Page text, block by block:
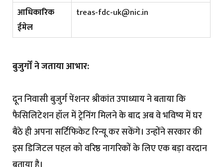
आधिकारिक
ईमेल
treas-fdc-uk@nic.in
बुजुर्गों ने जताया आभार:
दून निवासी बुजुर्ग पेंशनर श्रीकांत उपाध्याय ने बताया कि
फैसिलिटेशन हॉल में ट्रेनिंग मिलने के बाद अब वे भविष्य में घर
बैठे ही अपना सर्टिफिकेट रिन्यू कर सकेंगे। उन्होंने सरकार की
इस डिजिटल पहल को वरिष्ठ नागरिकों के लिए एक बड़ा वरदान